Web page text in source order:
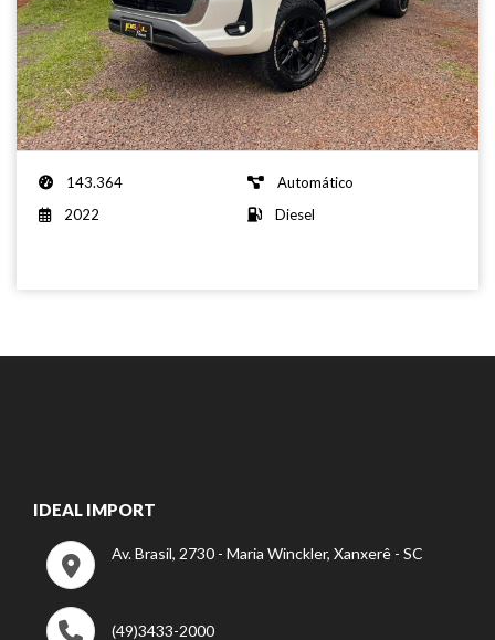
2022
143.364
Automático
2022
Diesel
IDEAL IMPORT
Av. Brasil, 2730 - Maria Winckler, Xanxerê - SC
(49)3433-2000